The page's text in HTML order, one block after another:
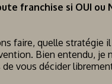
franchise si OUI ou
faire, quelle stratégie
Bien entendu, je
vous décider